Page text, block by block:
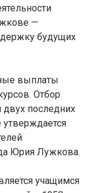
—
будущих
выплаты
Отбор
двух последних
Юрия Лужкова.
учащимся